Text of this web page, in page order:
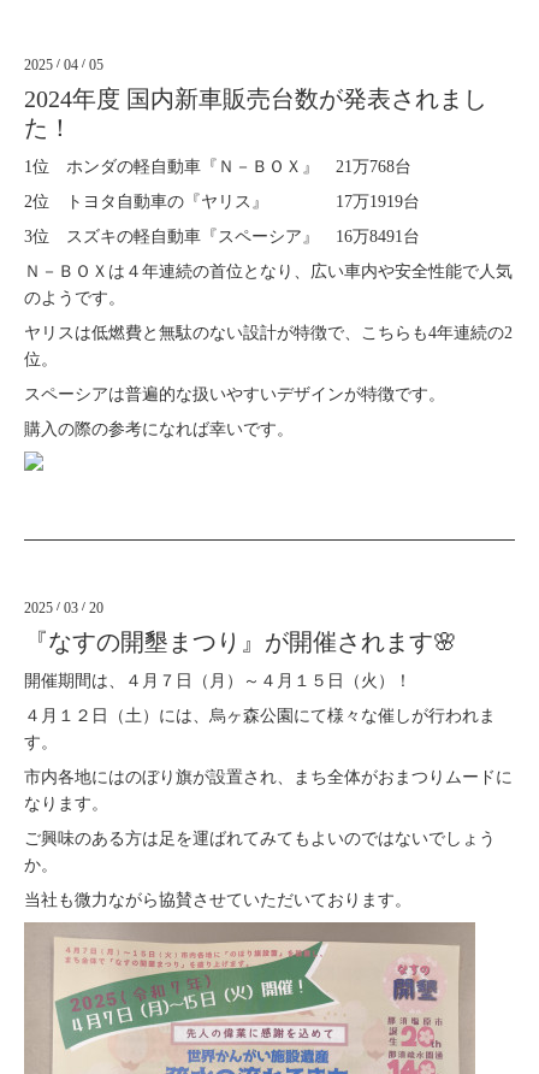
2025 / 04 / 05
2024年度 国内新車販売台数が発表されまし
た！
1位 ホンダの軽自動車『Ｎ－ＢＯＸ』 21万768台
2位 トヨタ自動車の『ヤリス』 17万1919台
3位 スズキの軽自動車『スペーシア』 16万8491台
Ｎ－ＢＯＸは４年連続の首位となり、広い車内や安全性能で人気
のようです。
ヤリスは低燃費と無駄のない設計が特徴で、こちらも4年連続の2
位。
スペーシアは普遍的な扱いやすいデザインが特徴です。
購入の際の参考になれば幸いです。
2025 / 03 / 20
『なすの開墾まつり』が開催されます🌸
開催期間は、４月７日（月）～４月１５日（火）！
４月１２日（土）には、烏ヶ森公園にて様々な催しが行われま
す。
市内各地にはのぼり旗が設置され、まち全体がおまつりムードに
なります。
ご興味のある方は足を運ばれてみてもよいのではないでしょう
か。
当社も微力ながら協賛させていただいております。